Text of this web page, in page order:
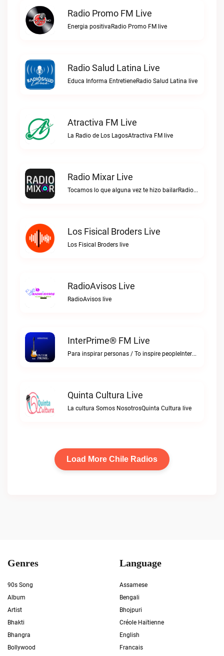
Radio Promo FM Live
Energia positivaRadio Promo FM live
Radio Salud Latina Live
Educa Informa EntretieneRadio Salud Latina live
Atractiva FM Live
La Radio de Los LagosAtractiva FM live
Radio Mixar Live
Tocamos lo que alguna vez te hizo bailarRadio Mixar live
Los Fisical Broders Live
Los Fisical Broders live
RadioAvisos Live
RadioAvisos live
InterPrime® FM Live
Para inspirar personas / To inspire peopleInterPrime® FM live
Quinta Cultura Live
La cultura Somos NosotrosQuinta Cultura live
Load More Chile Radios
Genres
90s Song
Album
Artist
Bhakti
Bhangra
Bollywood
Language
Assamese
Bengali
Bhojpuri
Créole Haïtienne
English
Francais